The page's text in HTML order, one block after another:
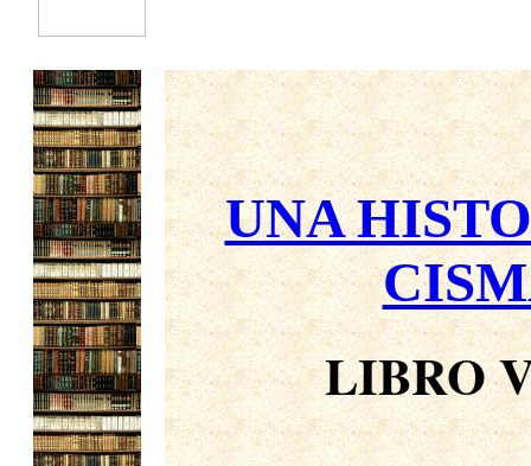
UNA
LIBRO